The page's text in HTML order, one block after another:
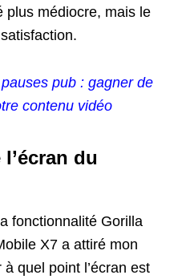
plus médiocre, mais le
pub : gagner de
contenu vidéo
du
fonctionnalité Gorilla
X7 a attiré mon
quel point l’écran est